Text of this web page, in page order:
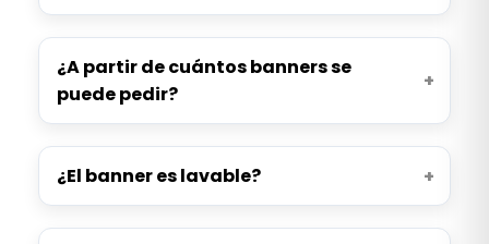
¿A partir de cuántos banners se
puede pedir?
¿El banner es lavable?